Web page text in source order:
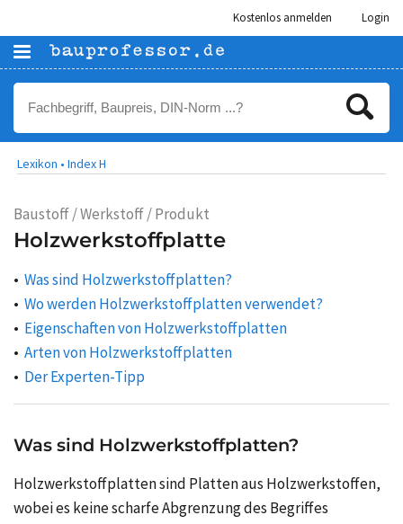
Kostenlos anmelden Login
Lexikon • Index H
Baustoff / Werkstoff / Produkt
Holzwerkstoffplatte
Was sind Holzwerkstoffplatten?
Wo werden Holzwerkstoffplatten verwendet?
Eigenschaften von Holzwerkstoffplatten
Arten von Holzwerkstoffplatten
Der Experten-Tipp
Was sind Holzwerkstoffplatten?
Holzwerkstoffplatten sind Platten aus Holzwerkstoffen,
wobei es keine scharfe Abgrenzung des Begriffes